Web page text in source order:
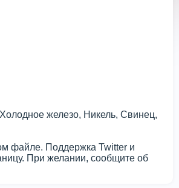
железо, Никель, Свинец,
файле. Поддержка Twitter и
При желании, сообщите об